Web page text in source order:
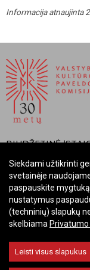
Informacija atnaujinta
BIUDŽETINĖ
VALSTYBINĖ
Įmonės kodas:
Adresas: Rūdninkų g.
Telefonas: +370 699
El. paštas:
BENDRAUKIME
Siekdami užtikrinti
svetainėje
paspauskite
nustatymus
(techninių) slapukų
skelbiama
Leisti visus slapukus